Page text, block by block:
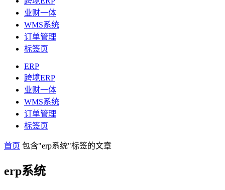
业财一体
WMS系统
订单管理
标签页
ERP
跨境ERP
业财一体
WMS系统
订单管理
标签页
首页 包含"erp系统"标签的文章
erp系统